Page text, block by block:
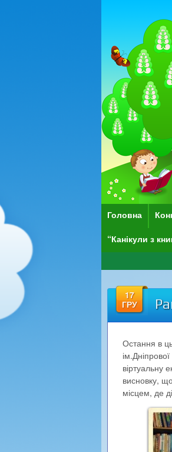
Головна
“Канікули з
17
ГРУ
Остання в
віртуальну
висновку,
місцем, де